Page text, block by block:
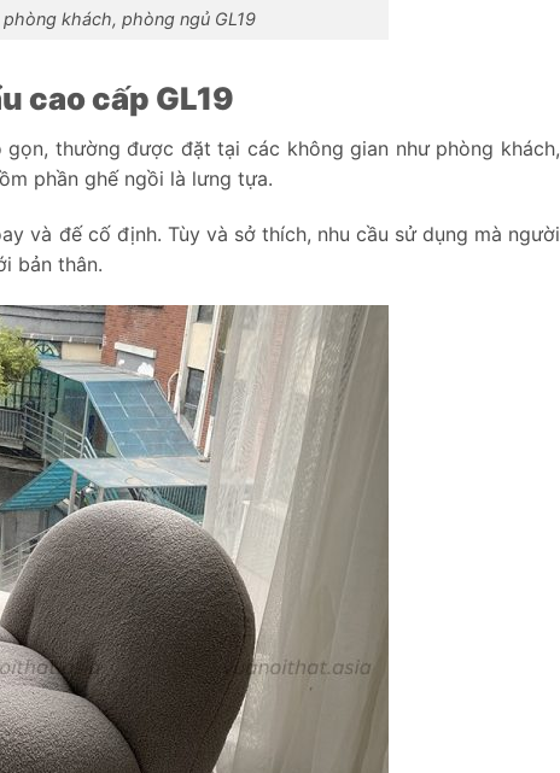
khách, phòng ngủ GL19
cao cấp GL19
thường được đặt tại các không gian như phòng khách,
phần ghế ngồi là lưng tựa.
và đế cố định. Tùy và sở thích, nhu cầu sử dụng mà người
bản thân.